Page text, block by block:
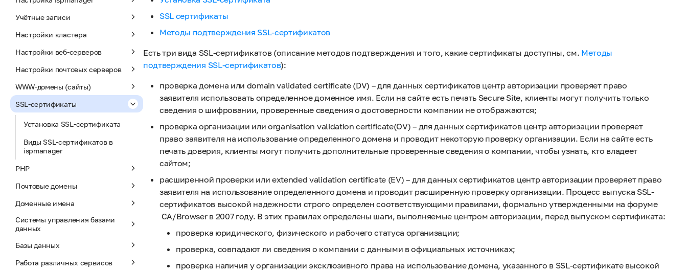
Учётные записи
Настройки кластера
Настройки веб-серверов
Настройки почтовых серверов
WWW-домены (сайты)
SSL-сертификаты
Установка SSL-сертификата
Виды SSL-сертификатов в
ispmanager
PHP
Почтовые домены
Доменные имена
Системы управления базами
данных
Базы данных
Работа различных сервисов
SSL сертификаты
Методы подтверждения SSL-сертификатов
Есть три вида SSL-сертификатов (описание методов подтверждения и того, какие сертификаты доступны, см. Методы
подтверждения SSL-сертификатов):
проверка домена или domain validated certificate (DV) – для данных сертификатов центр авторизации проверяет право
заявителя использовать определенное доменное имя. Если на сайте есть печать Secure Site, клиенты могут получить только
сведения о шифровании, проверенные сведения о достоверности компании не отображаются;
проверка организации или organisation validation certificate(OV) – для данных сертификатов центр авторизации проверяет
право заявителя на использование определенного домена и проводит некоторую проверку организации. Если на сайте есть
печать доверия, клиенты могут получить дополнительные проверенные сведения о компании, чтобы узнать, кто владеет
сайтом;
расширенной проверки или extended validation certificate (EV) – для данных сертификатов центр авторизации проверяет право
заявителя на использование определенного домена и проводит расширенную проверку организации. Процесс выпуска SSL-
сертификатов высокой надежности строго определен соответствующими правилами, формально утвержденными на форуме
CA/Browser в 2007 году. В этих правилах определены шаги, выполняемые центром авторизации, перед выпуском сертификата:
проверка юридического, физического и рабочего статуса организации;
проверка, совпадают ли сведения о компании с данными в официальных источниках;
проверка наличия у организации эксклюзивного права на использование домена, указанного в SSL-сертификате высокой